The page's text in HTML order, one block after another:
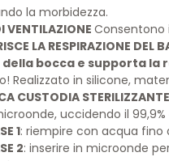
la morbidezza.
VENTILAZIONE Consentono
LA RESPIRAZIONE DEL
bocca e supporta la
Realizzato in silicone,
CUSTODIA
uccidendo il
1: riempire con acqua fino
2: inserire in microonde